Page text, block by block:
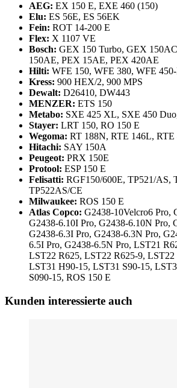
AEG: EX 150 E, EXE 460 (150)
Elu: ES 56E, ES 56EK
Fein: ROT 14-200 E
Flex: X 1107 VE
Bosch: GEX 150 Turbo, GEX
150AE, PEX 15AE, PEX 420AE
Hilti: WFE 150, WFE 380, WFE
Kress: 900 HEX/2, 900 MPS
Dewalt: D26410, DW443
MENZER: ETS 150
Metabo: SXE 425 XL, SXE 450
Stayer: LRT 150, RO 150 E
Wegoma: RT 188N, RTE 146L,
Hitachi: SAY 150A
Peugeot: PRX 150E
Protool: ESP 150 E
Felisatti: RGF150/600E, TP521/AS,
TP522AS/CE
Milwaukee: ROS 150 E
Atlas Copco: G2438-10Velcro6 Pro,
G2438-6.10I Pro, G2438-6.10N Pro,
G2438-6.3I Pro, G2438-6.3N Pro,
6.5I Pro, G2438-6.5N Pro, LST21
LST22 R625, LST22 R625-9,
LST31 H90-15, LST31 S90-15,
S090-15, ROS 150 E
Kunden interessierte auch